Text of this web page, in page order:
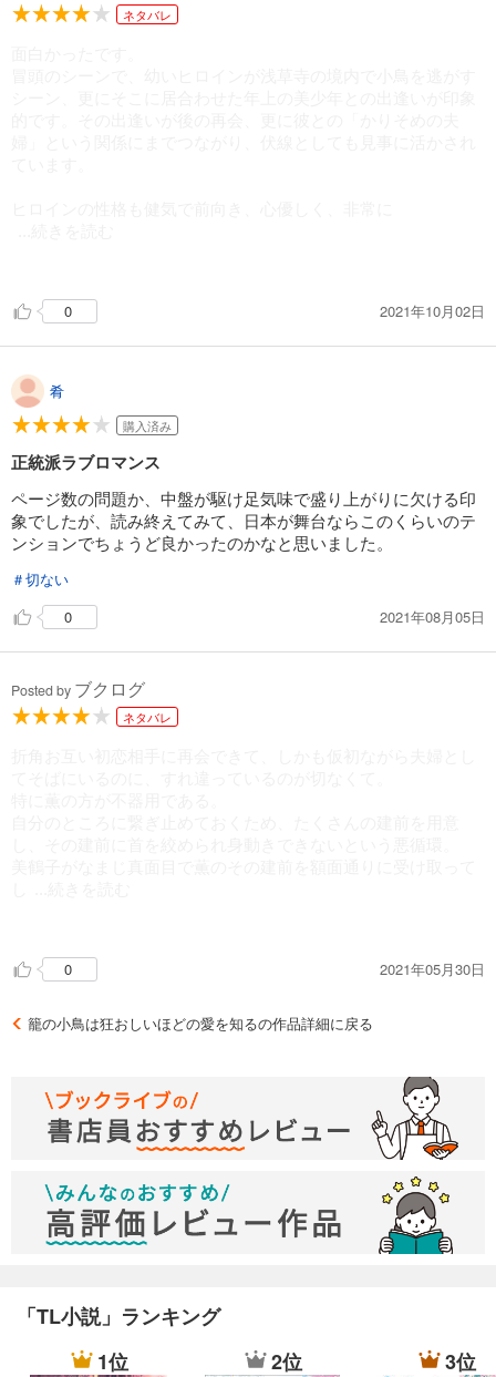
ネタバレ
り越して冷徹なのかと思われますが、実際にはヒロインを大切
にする男気のあるキャラです。
えもあり、すらすらと最後まで愉しく読めました。
0 2021年10月02日
肴
購入済み
正統派ラブロマンス
ページ数の問題か、中盤が駆け足気味で盛り上がりに欠ける印
象でしたが、読み終えてみて、日本が舞台ならこのくらいのテ
ンションでちょうど良かったのかなと思いました。
＃切ない
0
2021年08月05日
Posted by ブクログ
ネタバレ
籠の鳥として囲いたい訳ではない、自由に飛んでほしいと願い
つつも、自分から離れていくのが怖くて、他の男と会ったとい
薫、不器用すぎる。
なので、美鶴子が（薫の用意した建前の）役目を終えたあと、
彼が最後の最後でようやく素直になってからの氷解は早かっ
本当にもどかしい展開だったが、ずっとずっとお互い引き摺っ
ていた初恋を成就することができてよかったと思う。
今の二人なら、もっと広い空を飛んでいけるだろう。
御国の将来のために熱心に勉強しながらも、幸せいっぱいな二
人を読めて、こちらも幸せな気分で読み終えることのできた作
品だった。
0 2021年05月30日
籠の小鳥は狂おしいほどの愛を知るの作品詳細に戻る
「TL小説」ランキング
1位
2位 3位